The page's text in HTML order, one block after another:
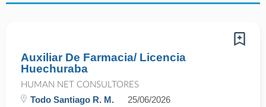
Auxiliar De Farmacia/ Licencia
Huechuraba
HUMAN NET CONSULTORES
Todo Santiago R. M. 25/06/2026